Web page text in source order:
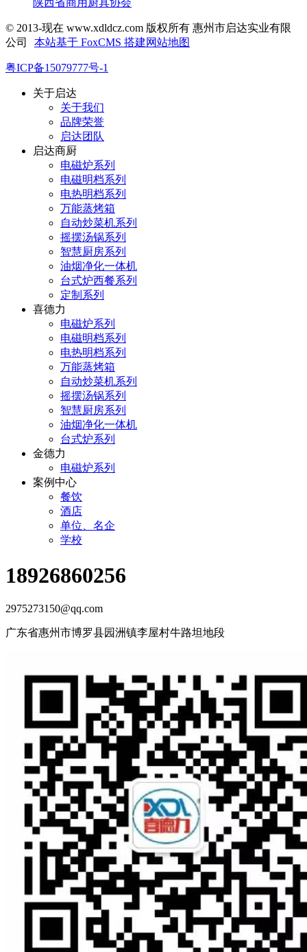
陕西省商用厨具协会
© 2013-现在 www.xdldcz.com 版权所有 惠州市启达实业有限
公司
本站基于 FoxCMS 搭建网站地图
粤ICP备15079777号-1
关于启达
关于我们
品牌荣誉
启达团队
启达商厨
电磁炉系列
电磁明档系列
电热明档系列
万能蒸烤箱
自动炒菜机系列
摇摆汤锅系列
智慧厨房系列
油烟净化一体机
台式炉西餐系列
定制系列
喜德力
电磁炉系列
电磁明档系列
电热明档系列
万能蒸烤箱
自动炒菜机系列
摇摆汤锅系列
智慧厨房系列
油烟净化一体机
台式炉系列
金德力
电磁炉系列
案例中心
餐饮
酒店
单位、名企
学校
18926860256
2975273150@qq.com
广东省惠州市博罗县园洲镇李屋村牛路坦地段